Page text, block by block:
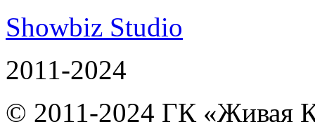
Showbiz Studio
2011-2024
© 2011-2024 ГК «Живая